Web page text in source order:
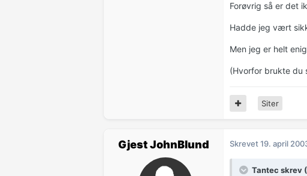
Forøvrig så er det
Hadde jeg vært
Men jeg er helt
(Hvorfor brukte du
Siter
Gjest JohnBlund Skrevet19. april
Tantec skrev